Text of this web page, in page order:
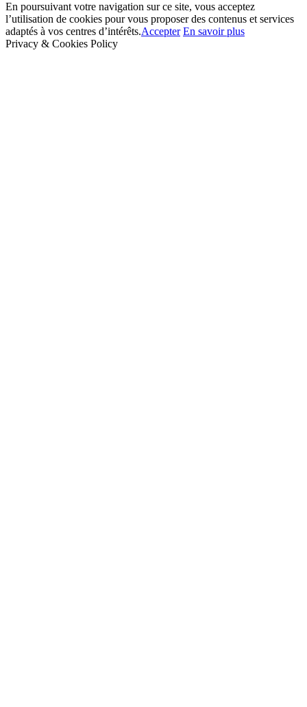
En poursuivant votre navigation sur ce site, vous acceptez
l’utilisation de cookies pour vous proposer des contenus et services
adaptés à vos centres d’intérêts.Accepter En savoir plus
Privacy & Cookies Policy